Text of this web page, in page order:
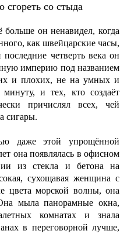
cгopeть co cтыдa
он ненавидел, когда
как швейцарские часы,
четверть века он
империю под названием
и плохих, не на умных и
и тех, кто создаёт
причислял всех, чей
сигары.
даже этой упрощённой
она появлялась в офисном
из стекла и бетона на
сухощавая женщина с
цвета морской волны, она
мыла панорамные окна,
комнатах и знала
в переговорной лучше,